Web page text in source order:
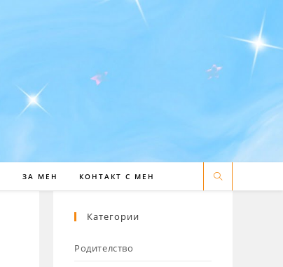
ЗА МЕН КОНТАКТ С МЕН
Категории
Родителство